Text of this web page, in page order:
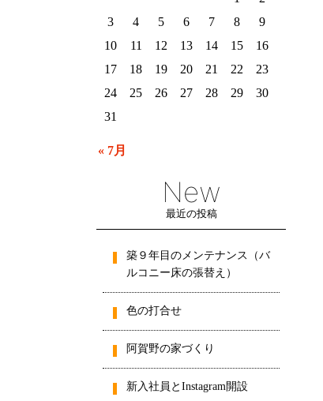
« 7月
3
4 5 6 7 8
9
10
11 12 13 14 15
16
17
18 19 20 21 22
23
24
25 26 27 28 29
30
31
New
最近の投稿
築９年目のメンテナンス（バ
ルコニー床の張替え）
色の打合せ
阿賀野の家づくり
新入社員とInstagram開設